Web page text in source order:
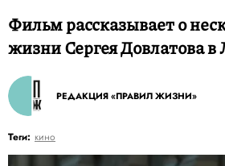
Фильм рассказывает о
жизни Сергея Довлатова в
РЕДАКЦИЯ «ПРАВИЛ ЖИЗНИ»
Теги: кино